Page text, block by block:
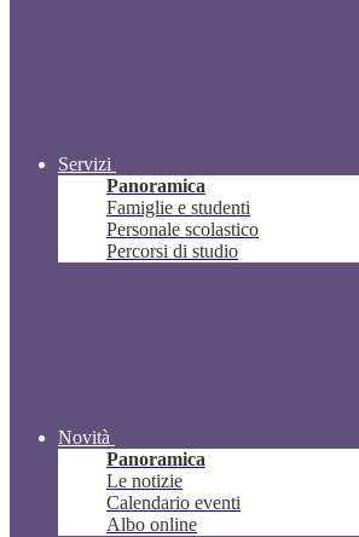
Servizi
Panoramica
Famiglie e studenti
Personale scolastico
Percorsi di studio
Novità
Panoramica
Le notizie
Calendario eventi
Albo online